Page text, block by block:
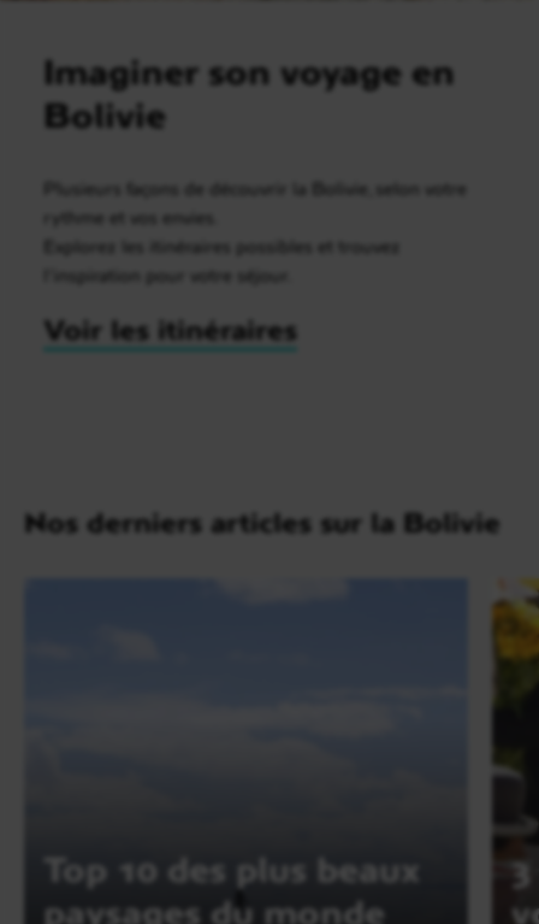
Imaginer son voyage en
Bolivie
Plusieurs façons de découvrir la Bolivie, selon votre
rythme et vos envies.
Explorez les itinéraires possibles et trouvez
l’inspiration pour votre séjour.
Voir les itinéraires
Nos derniers articles sur la Bolivie
Top 10 des plus beaux
paysages du monde